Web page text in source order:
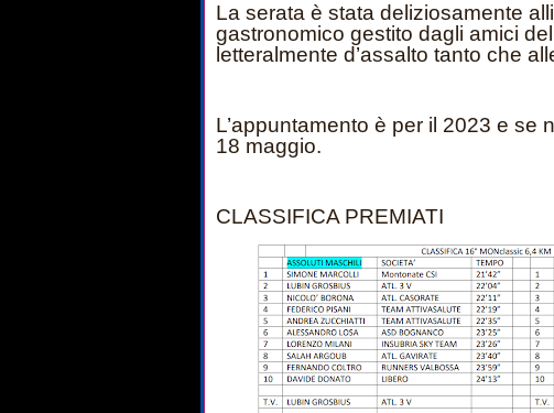
La serata è stata deliziosamente
gastronomico gestito dagli amici
letteralmente d’assalto tanto che
L’appuntamento è per il 2023 e se
18 maggio.
CLASSIFICA PREMIATI